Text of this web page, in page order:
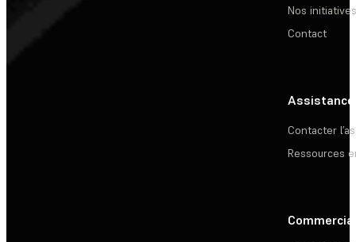
Nos initiatives
Contact
Assistance
Contacter
Ressources
Commercial